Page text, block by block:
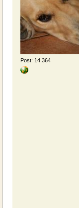
Post: 14.364